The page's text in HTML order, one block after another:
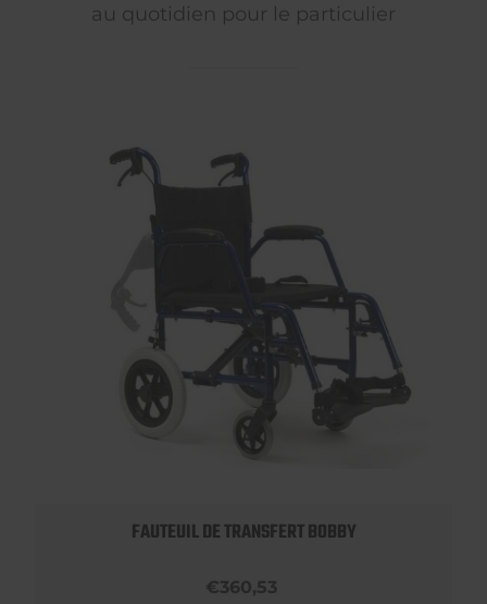
au quotidien pour le particulier
FAUTEUIL DE TRANSFERT BOBBY
€360,53